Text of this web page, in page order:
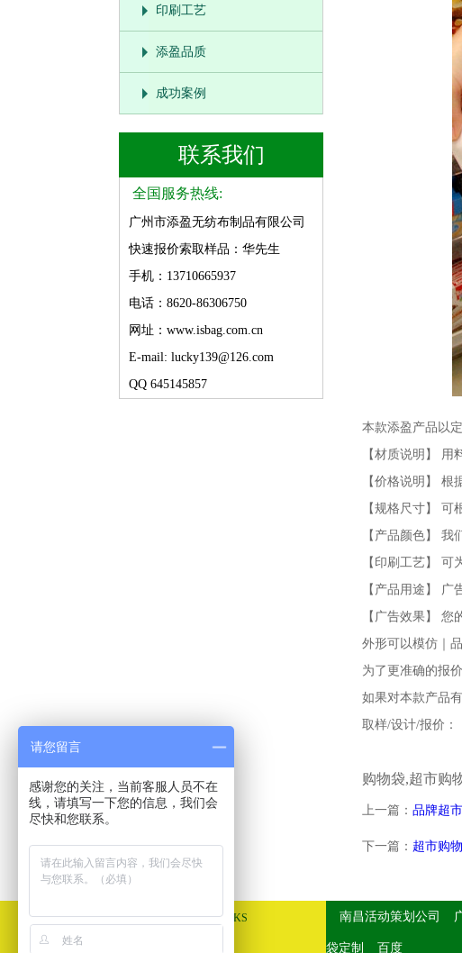
印刷工艺
添盈品质
成功案例
联系我们
全国服务热线:
广州市添盈无纺布制品有限公司
快速报价索取样品：华先生
手机：13710665937
电话：8620-86306750
网址：www.isbag.com.cn
E-mail: lucky139@126.com
QQ 645145857
本款添盈产品以
【材质说明】 用
【价格说明】
【规格尺寸】
【产品颜色】
【印刷工艺】
【产品用途】 广
【广告效果】 您
外形可以模仿｜
为了更准确的报
如果对本款产品
取样/设计/报价：
购物袋,超市购
上一篇： 品牌超
下一篇： 超市购
友情链接 LINKS 南昌活动策划公司
袋定制 百度
请您留言
感谢您的关注，当前客服人员不在
线，请填写一下您的信息，我们会
尽快和您联系。